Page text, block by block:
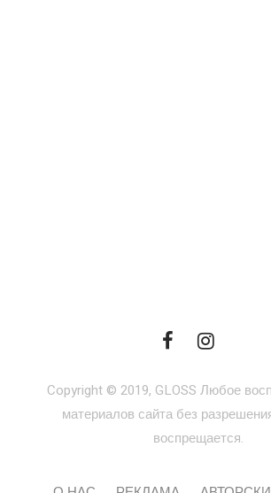
Copyright © 2019, GLOSS Любое
материалов сайта без
воспрещается.